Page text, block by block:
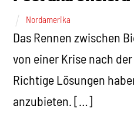
Nordamerika
Das Rennen zwischen
von einer Krise nach
Richtige Lösungen
anzubieten. […]